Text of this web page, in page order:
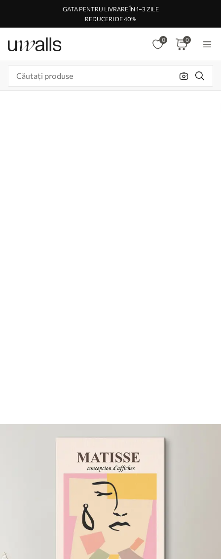
GATA PENTRU LIVRARE ÎN 1–3 ZILE
REDUCERI DE 40%
0 0